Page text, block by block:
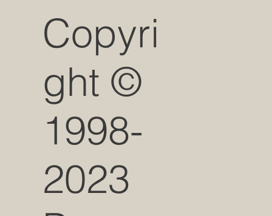
Copyri
ght ©
1998-
2023